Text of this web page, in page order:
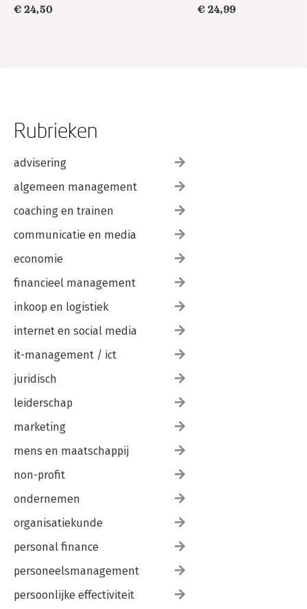
€ 24,50
€ 24,99
Rubrieken
advisering
algemeen management
coaching en trainen
communicatie en media
economie
financieel management
inkoop en logistiek
internet en social media
it-management / ict
juridisch
leiderschap
marketing
mens en maatschappij
non-profit
ondernemen
organisatiekunde
personal finance
personeelsmanagement
persoonlijke effectiviteit